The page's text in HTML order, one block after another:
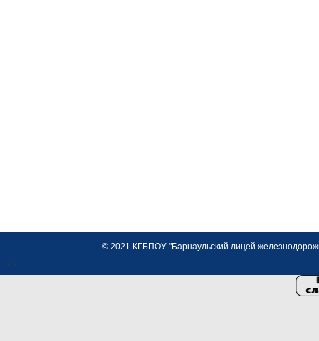
© 2021 КГБПОУ "Барнаульский лицей
<>